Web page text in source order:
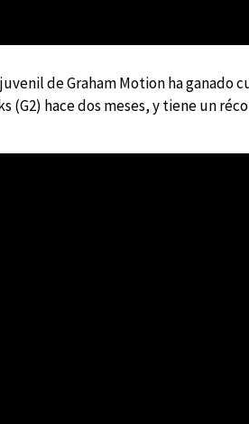
de Graham Motion ha ganado
(G2) hace dos meses, y tiene un